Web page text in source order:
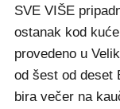
SVE VIŠE
ostanak kod
provedeno u
od šest od deset
bira večer na